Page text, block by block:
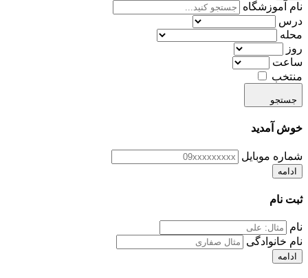
نام آموزشگاه
درس
محله
روز
ساعت
منتخب
جستجو
خوش آمدید
شماره موبایل
ادامه
ثبت نام
نام
نام خانوادگی
ادامه